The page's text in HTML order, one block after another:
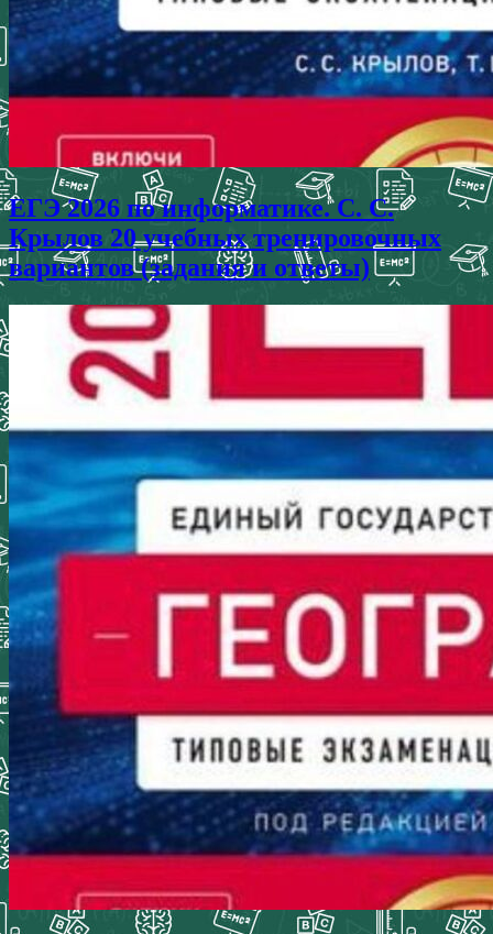
ЕГЭ 2026 по информатике. С. С.
Крылов 20 учебных тренировочных
вариантов (задания и ответы)